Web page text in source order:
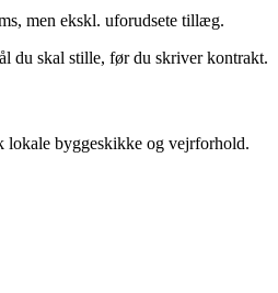
men ekskl. uforudsete tillæg.
du skal stille, før du skriver kontrakt.
lokale byggeskikke og vejrforhold.